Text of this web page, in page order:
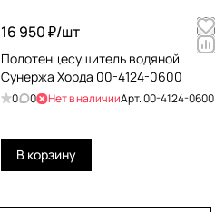
16 950 ₽/шт
Полотенцесушитель водяной
Сунержа Хорда 00-4124-0600
0 0 Нет в наличииАрт.00-4124-0600
В корзину